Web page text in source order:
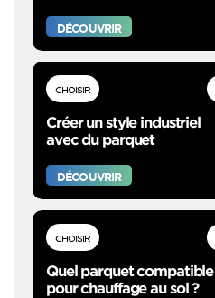
DÉCOUVRIR
CHOISIR
Créer un style industriel
avec du parquet
DÉCOUVRIR
CHOISIR
Quel parquet compatible
pour chauffage au sol ?